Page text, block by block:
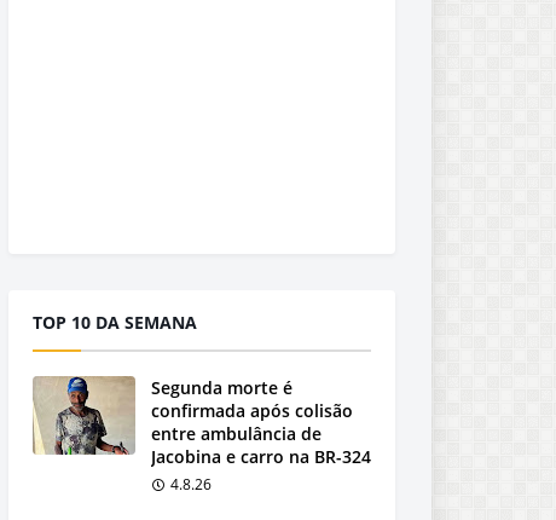
TOP 10 DA SEMANA
Segunda morte é
confirmada após colisão
entre ambulância de
Jacobina e carro na BR-324
4.8.26